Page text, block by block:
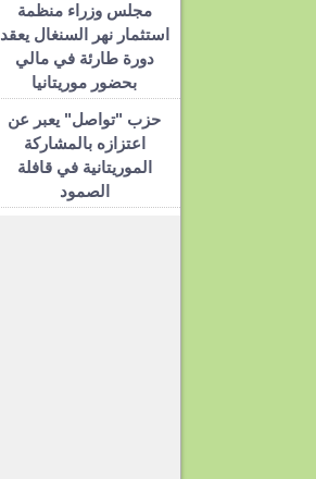
مجلس وزراء منظمة
استثمار نهر السنغال يعقد
دورة طارئة في مالي
بحضور موريتانيا
حزب "تواصل" يعبر عن
اعتزازه بالمشاركة
الموريتانية في قافلة
الصمود